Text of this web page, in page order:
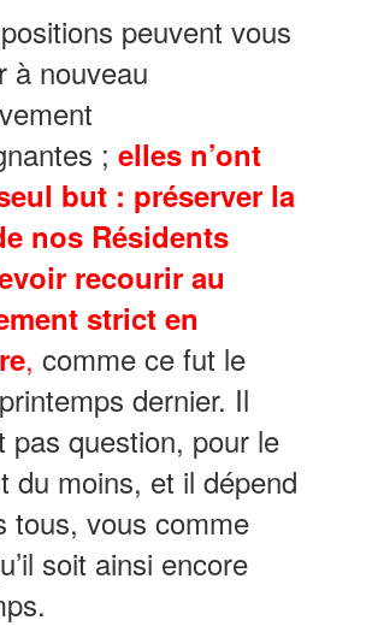
peuvent vous
à nouveau
;elles n’ont
but : préserver la
nos Résidents
recourir au
strict en
, comme ce fut le
dernier. Il
pas question, pour le
du moins, et il dépend
tous, vous comme
soit ainsi encore